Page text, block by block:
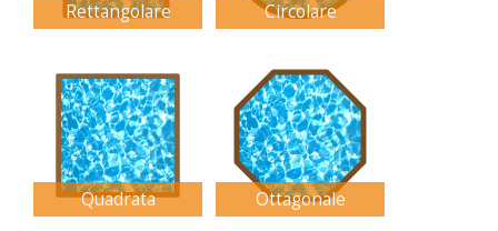
Rettangolare Circolare
Quadrata Ottagonale